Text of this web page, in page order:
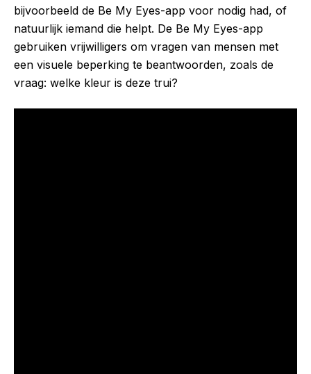
bijvoorbeeld de Be My Eyes-app voor nodig had, of
natuurlijk iemand die helpt. De Be My Eyes-app
gebruiken vrijwilligers om vragen van mensen met
een visuele beperking te beantwoorden, zoals de
vraag: welke kleur is deze trui?